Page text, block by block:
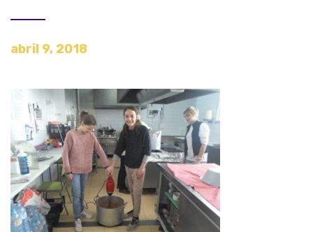
abril 9, 2018